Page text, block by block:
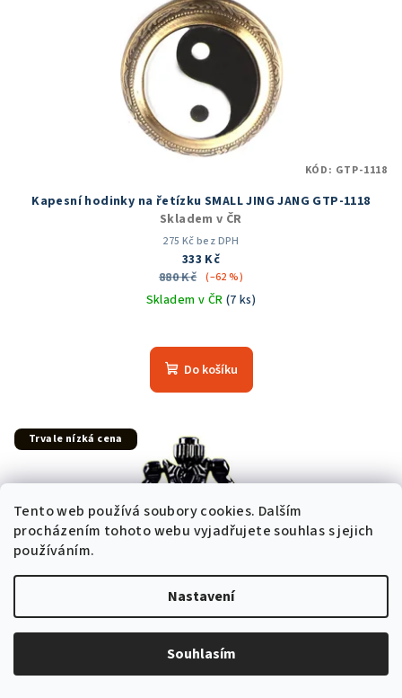
Tento web používá soubory cookies. Dalším
procházením tohoto webu vyjadřujete souhlas s jejich
používáním.
Nastavení
Souhlasím
Kapesní hodinky na řetízku SMALL JING JANG GTP-1118
Skladem v ČR
275 Kč bez DPH
333 Kč
880 Kč (–62 %)
Skladem v ČR (7 ks)
hodnocení
produktu
hvězdiček.
Do košíku
KÓD: GTP-1118
Trvale nízká cena